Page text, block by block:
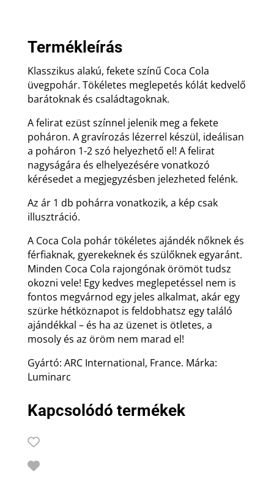
Termékleírás
Klasszikus alakú, fekete színű Coca Cola
üvegpohár. Tökéletes meglepetés kólát kedvelő
barátoknak és családtagoknak.
A felirat ezüst színnel jelenik meg a fekete
poháron. A gravírozás lézerrel készül, ideálisan
a poháron 1-2 szó helyezhető el! A felirat
nagyságára és elhelyezésére vonatkozó
kérésedet a megjegyzésben jelezheted felénk.
Az ár 1 db pohárra vonatkozik, a kép csak
illusztráció.
A Coca Cola pohár tökéletes ajándék nőknek és
férfiaknak, gyerekeknek és szülőknek egyaránt.
Minden Coca Cola rajongónak örömöt tudsz
okozni vele! Egy kedves meglepetéssel nem is
fontos megvárnod egy jeles alkalmat, akár egy
szürke hétköznapot is feldobhatsz egy találó
ajándékkal – és ha az üzenet is ötletes, a
mosoly és az öröm nem marad el!
Gyártó: ARC International, France. Márka:
Luminarc
Kapcsolódó termékek